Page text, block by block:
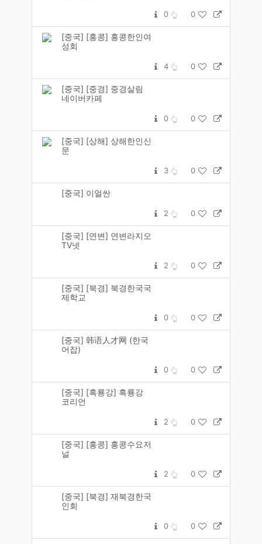
0 0
[중국] [홍콩] 홍콩한인여
성회
4 0
[중국] [중경] 중경살림
네이버카페
0 0
[중국] [상해] 상해한인신
문
3 0
[중국] 이얼싼
2 0
[중국] [연변] 연변라지오
TV넷
2 0
[중국] [북경] 북경한국국
제학교
0 0
[중국] 韩语人才网 (한국
어잡)
0 0
[중국] [흑룡강] 흑룡강
코리언
2 0
[중국] [홍콩] 홍콩수요저
널
2 0
[중국] [북경] 재북경한국
인회
0 0